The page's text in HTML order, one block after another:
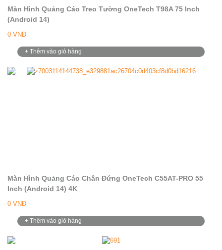
Màn Hình Quảng Cáo Treo Tường OneTech T98A 75 Inch
(Android 14)
0 VNĐ
+ Thêm vào giỏ hàng
Màn Hình Quảng Cáo Chân Đứng OneTech C55AT-PRO 55
Inch (Android 14) 4K
0 VNĐ
+ Thêm vào giỏ hàng